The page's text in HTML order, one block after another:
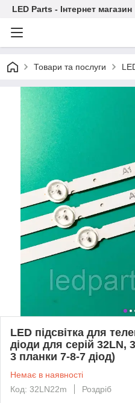
LED Parts - Інтернет магазин
Товари та послуги
LED підсвітка для
діоди для серій 32LN,
3 планки 7-8-7 діод)
Немає в наявності
Код: 32LN22m
Роздріб